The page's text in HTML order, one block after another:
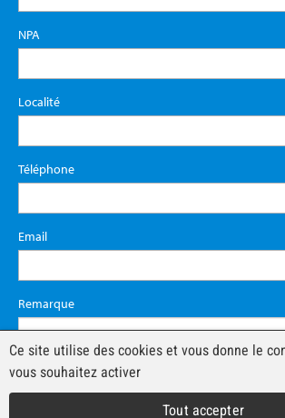
NPA
Localité
Téléphone
Email
Remarque
Ce site utilise des cookies et vous donne le
vous souhaitez activer
Tout accepter